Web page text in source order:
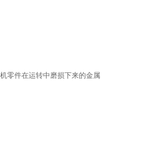
零件在运转中磨损下来的金属
变化而产生的黑色胶泥状有机物。